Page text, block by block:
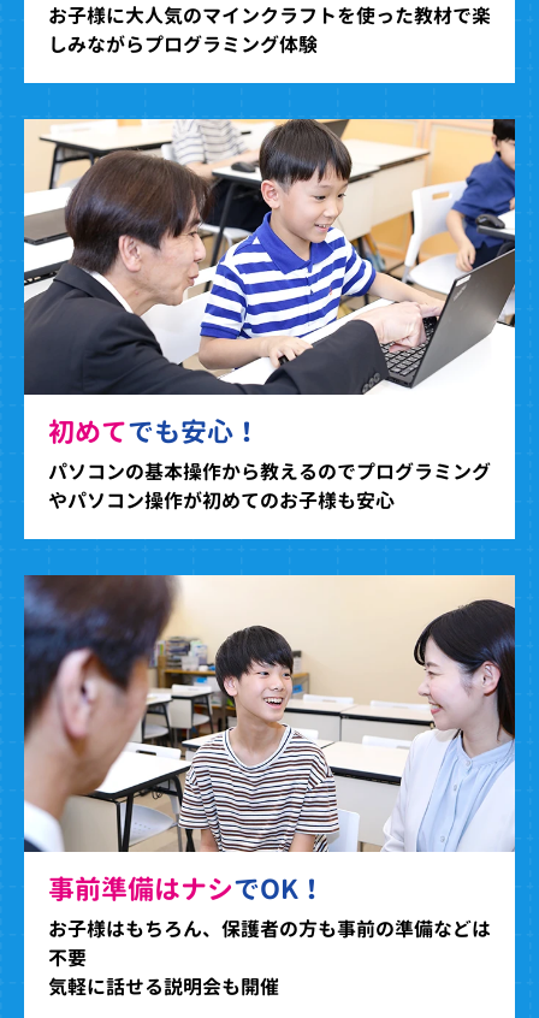
お子様に大人気のマインクラフトを使った教材で楽
しみながらプログラミング体験
初めてでも安心！
パソコンの基本操作から教えるのでプログラミング
やパソコン操作が初めてのお子様も安心
事前準備はナシでOK！
お子様はもちろん、保護者の方も事前の準備などは
不要
気軽に話せる説明会も開催